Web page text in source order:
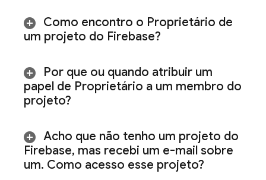
Como encontro o Proprietário de
um projeto do Firebase?
Por que ou quando atribuir um
papel de Proprietário a um membro do
projeto?
Acho que não tenho um projeto do
Firebase, mas recebi um e-mail sobre
um. Como acesso esse projeto?